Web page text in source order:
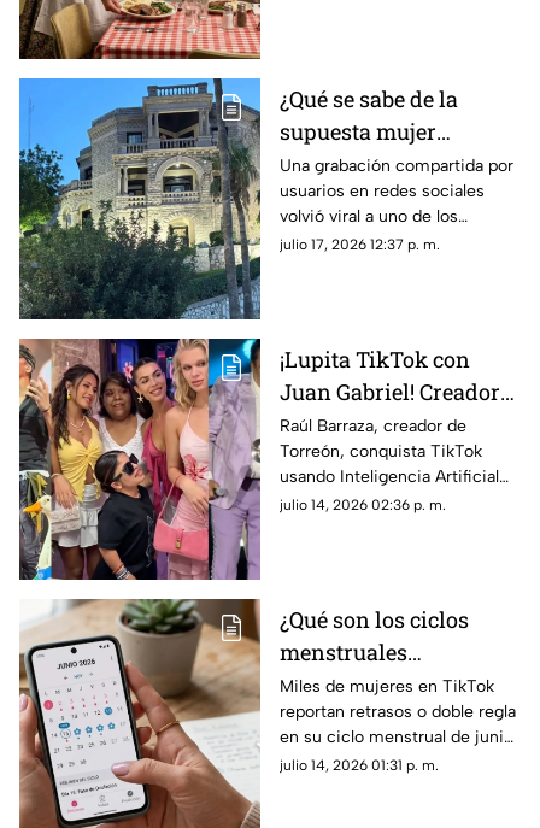
¿Qué se sabe de la
supuesta mujer
fantasma que se hizo
viral en la Casa del
Cerro de Torreón?
Una grabación compartida por
usuarios en redes sociales
volvió viral a uno de los
inmuebles más
julio 17, 2026 12:37 p. m.
¡Lupita TikTok con
Juan Gabriel! Creador
lagunero es VIRAL en
TikTok con videos
hiperrealistas de IA
Raúl Barraza, creador de
Torreón, conquista TikTok
usando Inteligencia Artificial
para crear videos virales de
julio 14, 2026 02:36 p. m.
¿Qué son los ciclos
menstruales
misteriosos de junio
2026 y por qué son
tendencia?
Miles de mujeres en TikTok
reportan retrasos o doble regla
en su ciclo menstrual de junio
2026. Conoce la explicación
julio 14, 2026 01:31 p. m.